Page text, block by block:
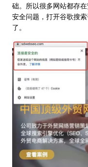
础。所以很多网站都存
安全问题，打开谷歌搜
了。